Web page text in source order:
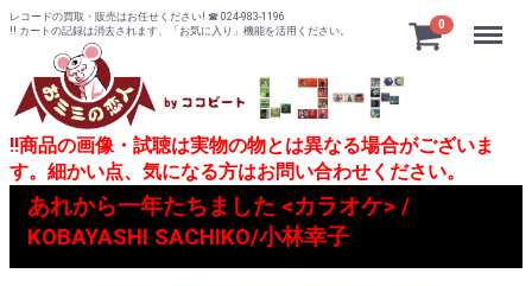
レコードの買取・販売はお任せください! ☎ 024-983-1196
!! カートの記録は消去されます、「お気に入り」機能を活用ください。
0 Menu
!!商品の画像・試聴は実物の物とは異なる場合がございま
す。細かい点、気になる方はお問い合わせください。
あれから一年たちました <カラオケ> /
KOBAYASHI SACHIKO/小林幸子